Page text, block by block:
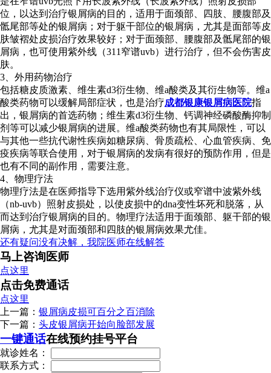
位，以达到治疗银屑病的目的，适用于面颈部、四肢、腰腹部及
骶尾部等处的银屑病；对于躯干部位的银屑病，尤其是面部等皮
肤皱褶处皮损治疗效果较好；对于面颈部、腰腹部及骶尾部的银
屑病，也可使用紫外线（311窄谱uvb）进行治疗，但不会伤害皮
肤。
3、外用药物治疗
包括糖皮质激素、维生素d3衍生物、维a酸类及其衍生物等。维a
酸类药物可以缓解局部症状，也是治疗成都银康银屑病医院指
出，银屑病的首选药物；维生素d3衍生物、钙调神经磷酸酶抑制
剂等可以减少银屑病的进展。维a酸类药物也有其局限性，可以
与其他一些抗代谢性疾病如糖尿病、骨质疏松、心血管疾病、免
疫疾病等联合使用，对于银屑病的发病有很好的预防作用，但是
也有不同的副作用，需要注意。
4、物理疗法
物理疗法是在医师指导下选用紫外线治疗仪或窄谱中波紫外线
（nb-uvb）照射皮损处，以使皮损中的dna变性坏死和脱落，从
而达到治疗银屑病的目的。物理疗法适用于面颈部、躯干部的银
屑病，尤其是对面颈部和四肢的银屑病效果尤佳。
还有疑问没有决解，我院医师在线解答
马上咨询医师
点这里
点击免费通话
点这里
上一篇： 银屑病皮损可百分之百消除
下一篇： 头皮银屑病开始向脸部发展
一键通话在线预约挂号平台
就诊姓名：
联系方式：